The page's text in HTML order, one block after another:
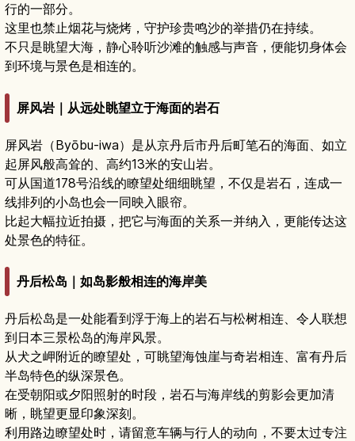
行的一部分。
这里也禁止烟花与烧烤，守护珍贵鸣沙的举措仍在持续。
不只是眺望大海，静心聆听沙滩的触感与声音，便能切身体会
到环境与景色是相连的。
屏风岩｜从远处眺望立于海面的岩石
屏风岩（Byōbu-iwa）是从京丹后市丹后町笔石的海面、如立
起屏风般高耸的、高约13米的安山岩。
可从国道178号沿线的瞭望处细细眺望，不仅是岩石，连成一
线排列的小岛也会一同映入眼帘。
比起大幅拉近拍摄，把它与海面的关系一并纳入，更能传达这
处景色的特征。
丹后松岛｜如岛影般相连的海岸美
丹后松岛是一处能看到浮于海上的岩石与松树相连、令人联想
到日本三景松岛的海岸风景。
从犬之岬附近的瞭望处，可眺望海蚀崖与奇岩相连、富有丹后
半岛特色的纵深景色。
在受朝阳或夕阳照射的时段，岩石与海岸线的剪影会更加清
晰，眺望更显印象深刻。
利用路边瞭望处时，请留意车辆与行人的动向，不要太过专注